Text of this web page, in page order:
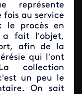
représente
fois au service
le procès en
fait l’objet,
afin de la
qui l’ont
collection
un peu le
On sait